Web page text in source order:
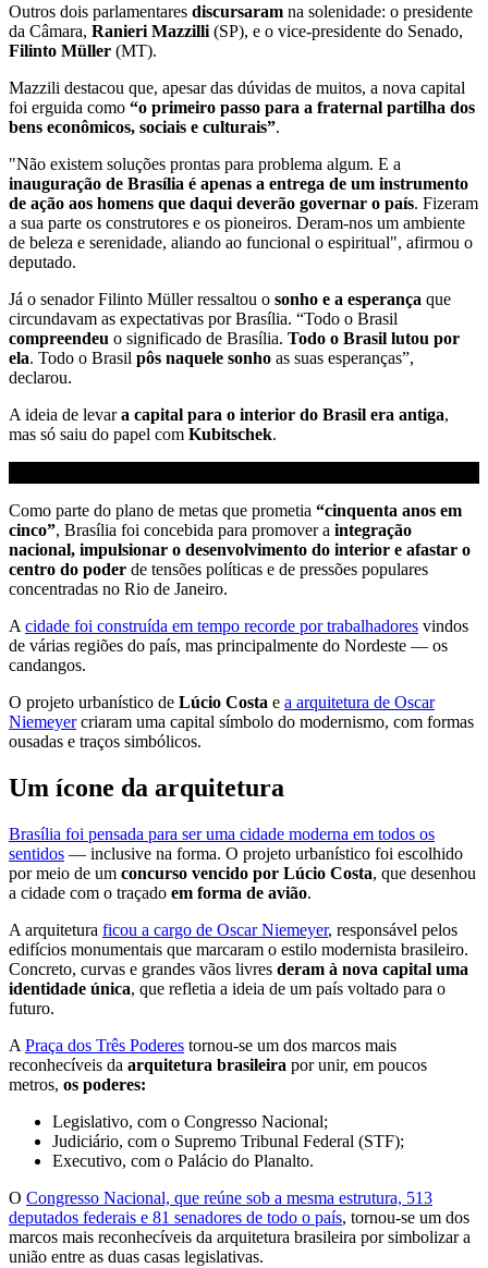
Outros dois parlamentares discursaram na solenidade: o presidente
da Câmara, Ranieri Mazzilli (SP), e o vice-presidente do Senado,
Filinto Müller (MT).
Mazzili destacou que, apesar das dúvidas de muitos, a nova capital
foi erguida como “o primeiro passo para a fraternal partilha dos
bens econômicos, sociais e culturais”.
"Não existem soluções prontas para problema algum. E a
inauguração de Brasília é apenas a entrega de um instrumento
de ação aos homens que daqui deverão governar o país. Fizeram
a sua parte os construtores e os pioneiros. Deram-nos um ambiente
de beleza e serenidade, aliando ao funcional o espiritual", afirmou o
deputado.
Já o senador Filinto Müller ressaltou o sonho e a esperança que
circundavam as expectativas por Brasília. “Todo o Brasil
compreendeu o significado de Brasília. Todo o Brasil lutou por
ela. Todo o Brasil pôs naquele sonho as suas esperanças”,
declarou.
A ideia de levara capital para o interior do Brasil era antiga,
mas só saiu do papel com Kubitschek.
Como parte do plano de metas que prometia “cinquenta anos em
cinco”, Brasília foi concebida para promover a integração
nacional, impulsionar o desenvolvimento do interior e afastar o
centro do poder de tensões políticas e de pressões populares
concentradas no Rio de Janeiro.
A cidade foi construída em tempo recorde por trabalhadores vindos
de várias regiões do país, mas principalmente do Nordeste — os
candangos.
O projeto urbanístico de Lúcio Costa e a arquitetura de Oscar
Niemeyercriaram uma capital símbolo do modernismo, com formas
ousadas e traços simbólicos.
Um ícone da arquitetura
Brasília foi pensada para ser uma cidade moderna em todos os
sentidos — inclusive na forma. O projeto urbanístico foi escolhido
por meio de um concurso vencido por Lúcio Costa, que desenhou
a cidade com o traçado em forma de avião.
A arquitetura ficou a cargo de Oscar Niemeyer, responsável pelos
edifícios monumentais que marcaram o estilo modernista brasileiro.
Concreto, curvas e grandes vãos livres deram à nova capital uma
identidade única, que refletia a ideia de um país voltado para o
futuro.
A Praça dos Três Poderes tornou-se um dos marcos mais
reconhecíveis da arquitetura brasileira por unir, em poucos
metros, os poderes:
Legislativo, com o Congresso Nacional;
Judiciário, com o Supremo Tribunal Federal (STF);
Executivo, com o Palácio do Planalto.
O Congresso Nacional, que reúne sob a mesma estrutura, 513
deputados federais e 81 senadores de todo o país, tornou-se um dos
marcos mais reconhecíveis da arquitetura brasileira por simbolizar a
união entre as duas casas legislativas.